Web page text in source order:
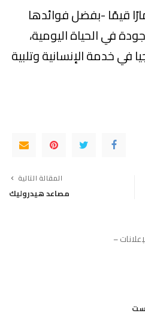
قيمًا -بفضل فوائدها
في الحياة اليومية،
خدمة الإنسانية وتلبية
المقالة التالية
مصاعد هيدروليك
–